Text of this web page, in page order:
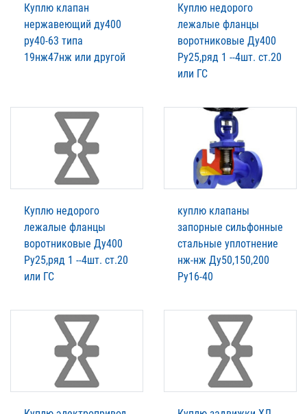
Куплю клапан
нержавеющий ду400
ру40-63 типа
19нж47нж или другой
Куплю недорого
лежалые фланцы
воротниковые Ду400
Ру25,ряд 1 --4шт. ст.20
или ГС
Куплю недорого
лежалые фланцы
воротниковые Ду400
Ру25,ряд 1 --4шт. ст.20
или ГС
куплю клапаны
запорные сильфонные
стальные уплотнение
нж-нж Ду50,150,200
Ру16-40